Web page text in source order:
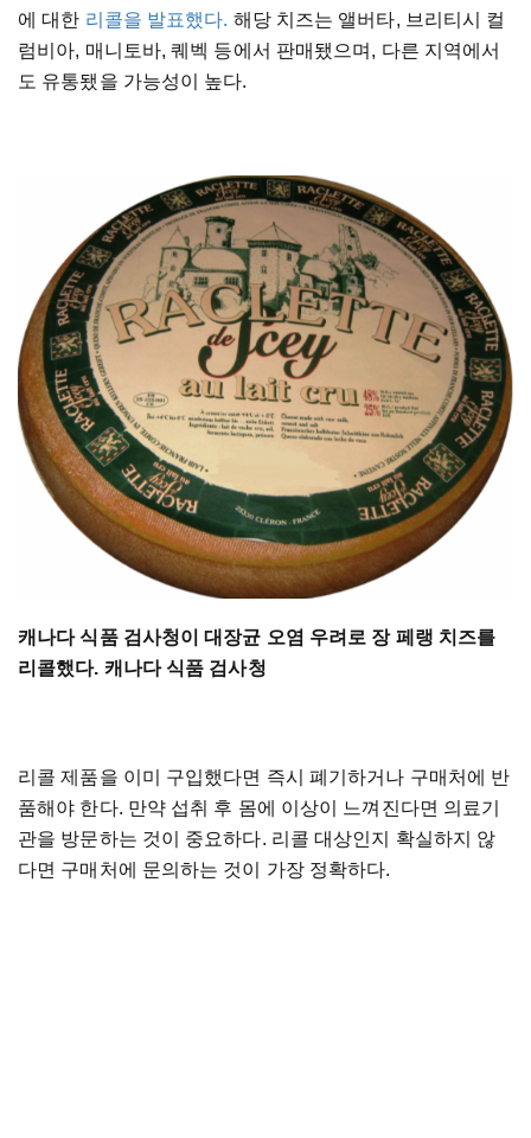
에 대한 리콜을 발표했다. 해당 치즈는 앨버타, 브리티시 컬
럼비아, 매니토바, 퀘벡 등에서 판매됐으며, 다른 지역에서
도 유통됐을 가능성이 높다.
캐나다 식품 검사청이 대장균 오염 우려로 장 페랭 치즈를
리콜했다. 캐나다 식품 검사청
리콜 제품을 이미 구입했다면 즉시 폐기하거나 구매처에 반
품해야 한다. 만약 섭취 후 몸에 이상이 느껴진다면 의료기
관을 방문하는 것이 중요하다. 리콜 대상인지 확실하지 않
다면 구매처에 문의하는 것이 가장 정확하다.